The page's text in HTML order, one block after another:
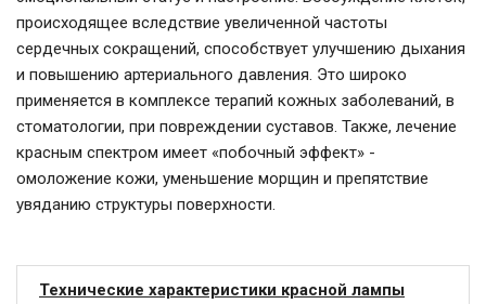
происходящее вследствие увеличенной частоты
сердечных сокращений, способствует улучшению дыхания
и повышению артериального давления. Это широко
применяется в комплексе терапий кожных заболеваний, в
стоматологии, при повреждении суставов. Также, лечение
красным спектром имеет «побочный эффект» -
омоложение кожи, уменьшение морщин и препятствие
увяданию структуры поверхности.
Технические характеристики красной лампы